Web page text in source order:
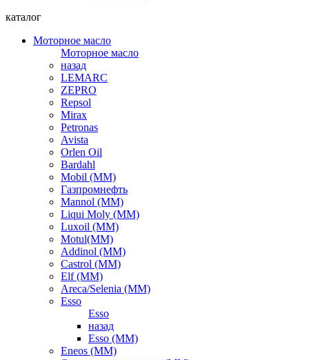
каталог
Моторное масло
Моторное масло
назад
LEMARC
ZEPRO
Repsol
Mirax
Petronas
Avista
Orlen Oil
Bardahl
Mobil (ММ)
Газпромнефть
Mannol (ММ)
Liqui Moly (ММ)
Luxoil (ММ)
Motul(ММ)
Addinol (ММ)
Castrol (ММ)
Elf (ММ)
Areca/Selenia (ММ)
Esso
Esso
назад
Esso (ММ)
Eneos (ММ)